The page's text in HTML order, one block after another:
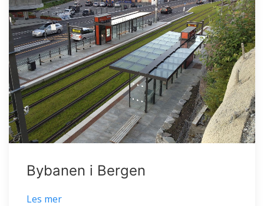
Bybanen i Bergen
Les mer